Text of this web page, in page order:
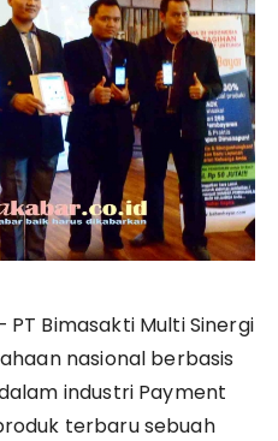
PT Bimasakti Multi Sinergi
nasional berbasis
industri Payment
terbaru sebuah